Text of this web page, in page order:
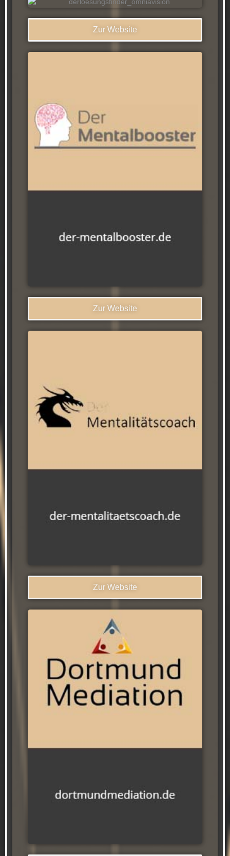
Zur Website
Zur Website
Zur Website